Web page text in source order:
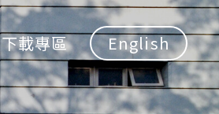
下載專區 English